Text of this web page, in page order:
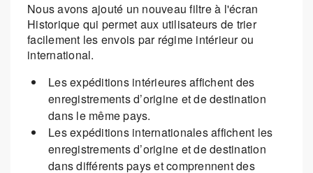
Nous avons ajouté un nouveau filtre à l'écran
Historique qui permet aux utilisateurs de trier
facilement les envois par régime intérieur ou
international.
Les expéditions intérieures affichent des
enregistrements d’origine et de destination
dans le même pays.
Les expéditions internationales affichent les
enregistrements d’origine et de destination
dans différents pays et comprennent des